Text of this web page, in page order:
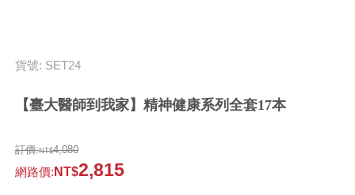
貨號: SET24
【臺大醫師到我家】精神健康系列全套17本
訂價: 4,080
網路價: 2,815